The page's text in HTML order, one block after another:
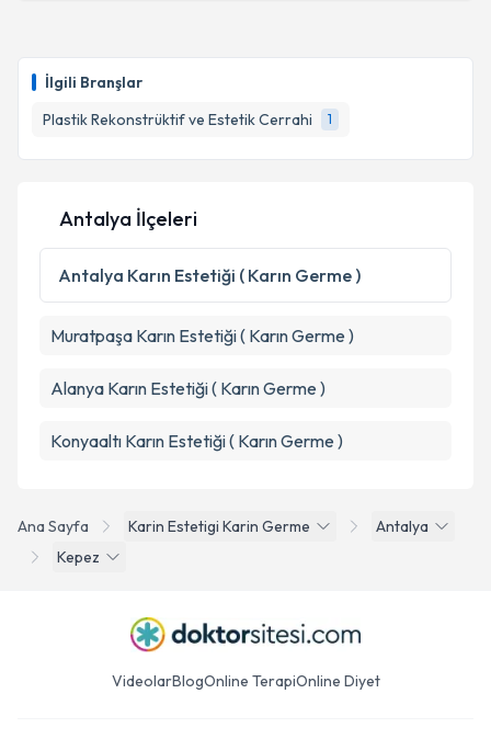
İlgili Branşlar
Plastik Rekonstrüktif ve Estetik Cerrahi
1
Ana Sayfa Karin Estetigi Karin Germe
Antalya
Kepez
Antalya İlçeleri
Antalya Karın Estetiği ( Karın Germe )
Muratpaşa Karın Estetiği ( Karın Germe )
Alanya Karın Estetiği ( Karın Germe )
Konyaaltı Karın Estetiği ( Karın Germe )
VideolarBlogOnline TerapiOnline Diyet